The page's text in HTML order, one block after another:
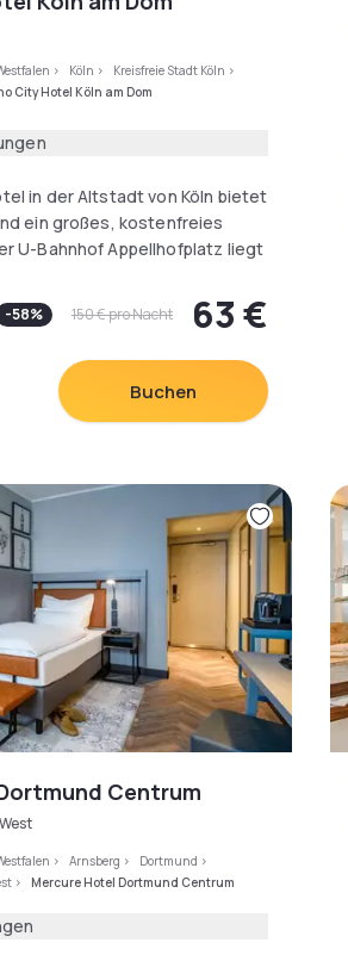
> Köln > Kreisfreie Stadt Köln >
City Hotel Köln am Dom
in der Altstadt von Köln bietet
ein großes, kostenfreies
U-Bahnhof Appellhofplatz liegt
City Hotel Köln am Dom
der Ankunft erhalten Sie
und frisches Obst.
-58% 150 €pro Nacht 63 €
Buchen
Centrum
> Arnsberg > Dortmund >
> Mercure Hotel Dortmund Centrum